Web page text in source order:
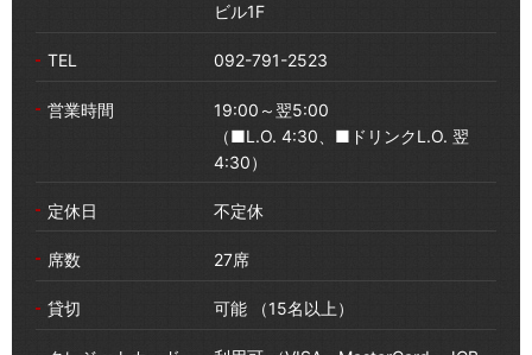
ビル1F
TEL 092-791-2523
営業時間
19:00～翌5:00
（■L.O. 4:30、■ドリンクL.O. 翌
4:30）
定休日 不定休
席数 27席
貸切 可能 （15名以上）